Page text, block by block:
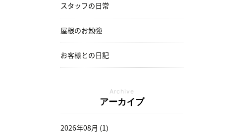
スタッフの日常
屋根のお勉強
お客様との日記
Archive
アーカイブ
2026年08月 (1)